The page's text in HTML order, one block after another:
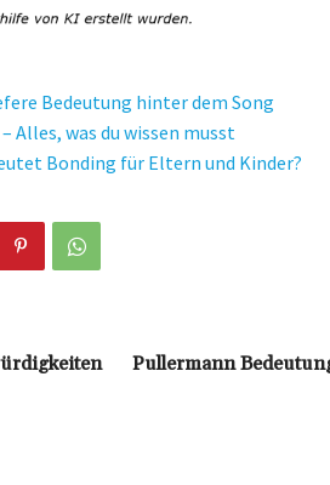
Bedeutung hinter dem Song
Alles, was du wissen musst
Bonding für Eltern und Kinder?
Pullermann